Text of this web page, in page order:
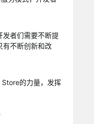
发者们需要不断提
有不断创新和改
的力量，发挥